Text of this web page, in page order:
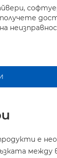
е
между